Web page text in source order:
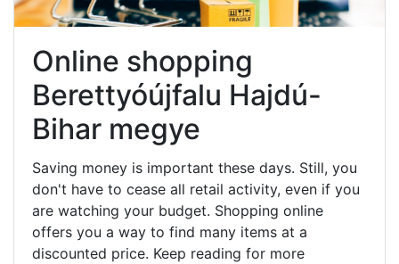
Online shopping
Berettyóújfalu Hajdú-
Bihar megye
Saving money is important these days. Still, you
don't have to cease all retail activity, even if you
are watching your budget. Shopping online
offers you a way to find many items at a
discounted price. Keep reading for more